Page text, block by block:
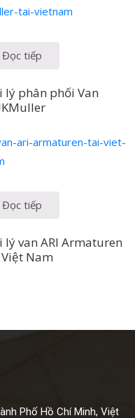
Đọc tiếp
lý phân phối Van
Đọc tiếp
lý van ARI Armaturen
Nam
Phố Hồ Chí Minh, Việt